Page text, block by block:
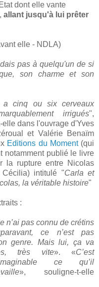
dont elle vante
allant jusqu'à lui prêter
elle - NDLA)
pas à quelqu'un de si
son charme et son
a cinq ou six cerveaux
irrigués",
elle dans l'ouvrage d'Yves
et Valérie Benaïm
Editions du Moment(qui
notamment publié le livre
la rupture entre Nicolas
intitulé "Carla et
la véritable histoire"
:
n’ai pas connu de crétins
ce n’est pas
genre. Mais lui, ça va
très vite». «C’est
ce qu’il
», souligne-t-elle